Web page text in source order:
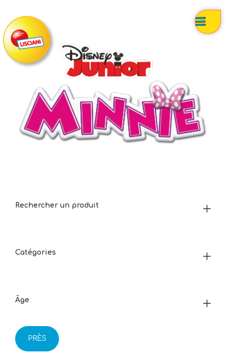
Rechercher un produit
Catégories
Âge
PRÈS